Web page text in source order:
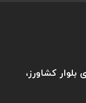
بلوار کشاورز،